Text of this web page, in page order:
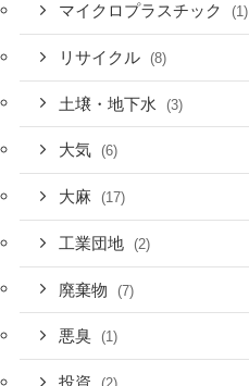
マイクロプラスチック (1)
リサイクル (8)
土壌・地下水 (3)
大気 (6)
大麻 (17)
工業団地 (2)
廃棄物 (7)
悪臭 (1)